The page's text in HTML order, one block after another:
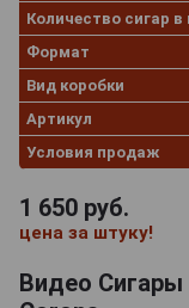
Количество сигар в
Формат
Вид коробки
Артикул
Условия продаж
1 650 руб.
цена за штуку!
Видео Сигары